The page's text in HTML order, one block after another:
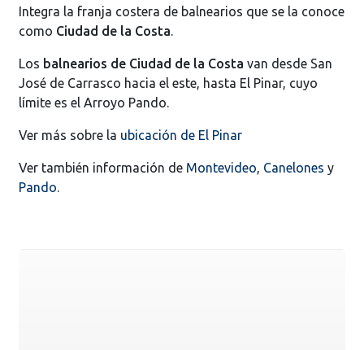
Integra la franja costera de balnearios que se la conoce
como Ciudad de la Costa.
Los balnearios de Ciudad de la Costa van desde San
José de Carrasco hacia el este, hasta El Pinar, cuyo
límite es el Arroyo Pando.
Ver más sobre la ubicación de El Pinar
Ver también información de Montevideo, Canelones y
Pando.